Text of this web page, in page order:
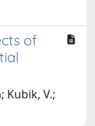
of
Kubik, V.;